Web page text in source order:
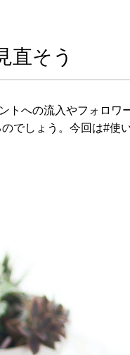
直そう
トへの流入やフォロワ
でしょう。今回は#使